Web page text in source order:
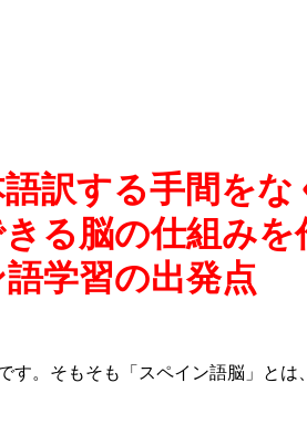
訳する手間をな
る脳の仕組みを
学習の出発点
。そもそも「スペイン語脳」とは、